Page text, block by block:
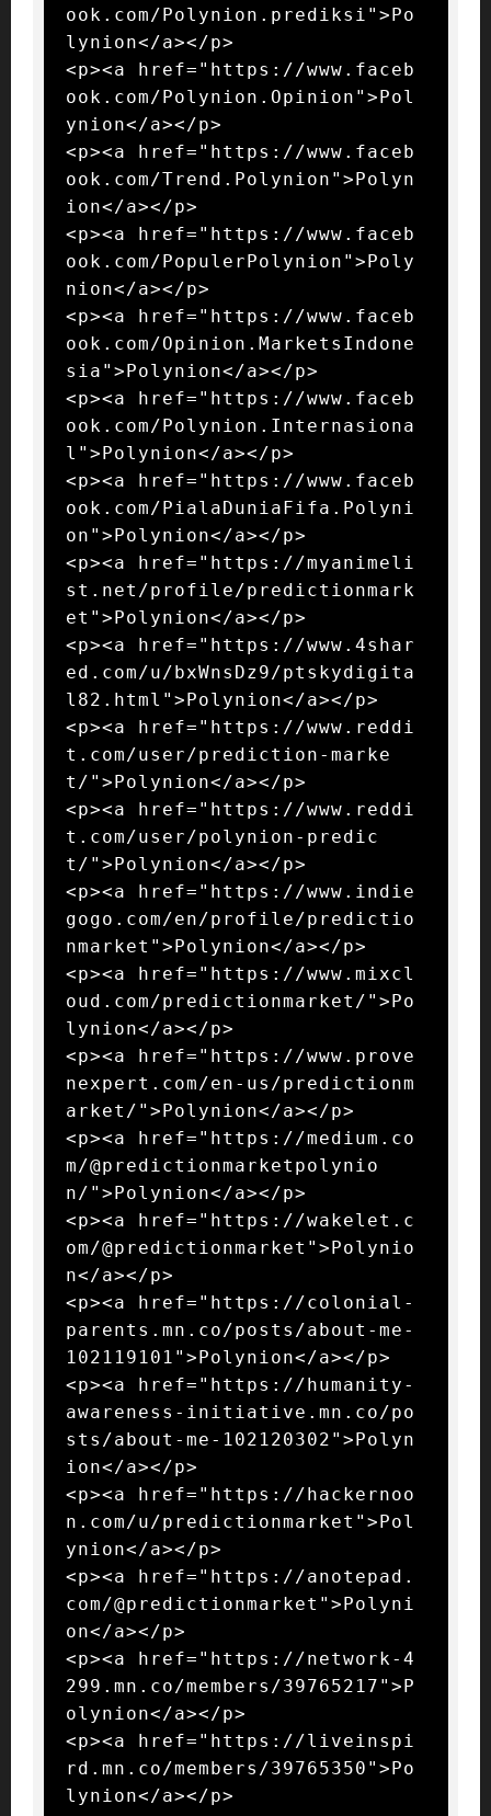
ook.com/Polynion.prediksi">Po
lynion</a></p>
<p><a href="https://www.faceb
ook.com/Polynion.Opinion">Pol
ynion</a></p>
<p><a href="https://www.faceb
ook.com/Trend.Polynion">Polyn
ion</a></p>
<p><a href="https://www.faceb
ook.com/PopulerPolynion">Poly
nion</a></p>
<p><a href="https://www.faceb
ook.com/Opinion.MarketsIndone
sia">Polynion</a></p>
<p><a href="https://www.faceb
ook.com/Polynion.Internasiona
l">Polynion</a></p>
<p><a href="https://www.faceb
ook.com/PialaDuniaFifa.Polyni
on">Polynion</a></p>
<p><a href="https://myanimeli
st.net/profile/predictionmark
et">Polynion</a></p>
<p><a href="https://www.4shar
ed.com/u/bxWnsDz9/ptskydigita
l82.html">Polynion</a></p>
<p><a href="https://www.reddi
t.com/user/prediction-marke
t/">Polynion</a></p>
<p><a href="https://www.reddi
t.com/user/polynion-predic
t/">Polynion</a></p>
<p><a href="https://www.indie
gogo.com/en/profile/predictio
nmarket">Polynion</a></p>
<p><a href="https://www.mixcl
oud.com/predictionmarket/">Po
lynion</a></p>
<p><a href="https://www.prove
nexpert.com/en-us/predictionm
arket/">Polynion</a></p>
<p><a href="https://medium.co
m/@predictionmarketpolynio
n/">Polynion</a></p>
<p><a href="https://wakelet.c
om/@predictionmarket">Polynio
n</a></p>
<p><a href="https://colonial-
parents.mn.co/posts/about-me-
102119101">Polynion</a></p>
<p><a href="https://humanity-
awareness-initiative.mn.co/po
sts/about-me-102120302">Polyn
ion</a></p>
<p><a href="https://hackernoo
n.com/u/predictionmarket">Pol
ynion</a></p>
<p><a href="https://anotepad.
com/@predictionmarket">Polyni
on</a></p>
<p><a href="https://network-4
299.mn.co/members/39765217">P
olynion</a></p>
<p><a href="https://liveinspi
rd.mn.co/members/39765350">Po
lynion</a></p>